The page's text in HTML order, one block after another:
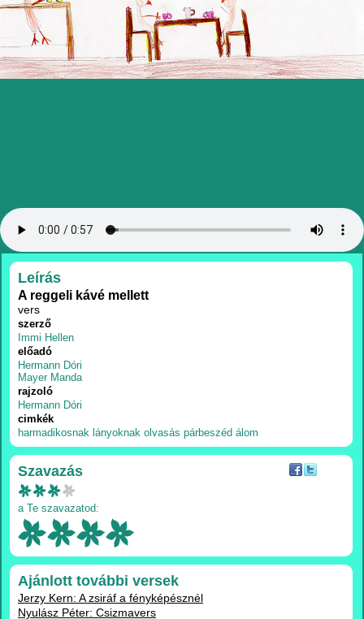
RÉSZLETEK
Leírás
A reggeli kávé mellett
vers
szerző
Immi Hellen
előadó
Hermann Dóri
Mayer Manda
rajzoló
Hermann Dóri
cimkék
harmadikosnak lányoknak olvasás párbeszéd álom
Szavazás
a Te szavazatod:
Ajánlott további versek
Jerzy Kern: A zsiráf a fényképésznél
Nyulász Péter: Csizmavers